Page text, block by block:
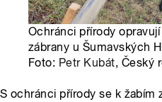
Ochránci přírody opravují
zábrany u Šumavských
Foto: Petr Kubát, Český
S ochránci přírody se k žabím